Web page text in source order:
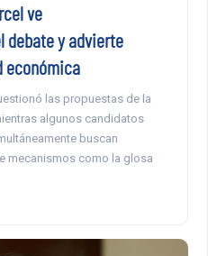
ve
debate y advierte
económica
las propuestas de la
algunos candidatos
buscan
mecanismos como la glosa